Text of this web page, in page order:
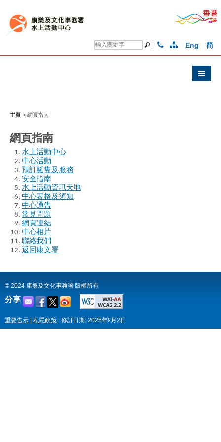
Eng 简
主頁 > 網頁指南
網頁指南
水上活動中心
中心活動
預訂艇隻及服務
安全指南
水上活動資訊天地
中心表格及須知
中心通告
常見問題
網頁連結
中心相片
聯絡我們
返回康文署
© 2024 康樂及文化事務署 版權所有
分享
重要告示 | 私隠政策 | 修訂日期: 2025年9月2日